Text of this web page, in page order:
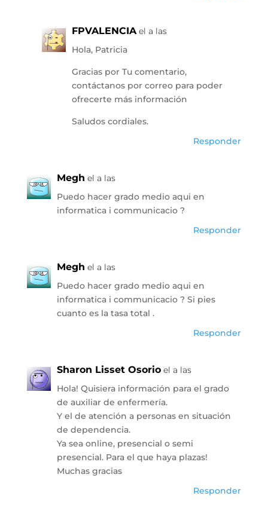
FPVALENCIA el a las
Hola, Patricia
Gracias por Tu comentario,
contáctanos por correo para poder
ofrecerte más información
Saludos cordiales.
Responder
Megh el a las
Puedo hacer grado medio aqui en
informatica i communicacio ?
Responder
Megh el a las
Puedo hacer grado medio aqui en
informatica i communicacio ? Si pies
cuanto es la tasa total .
Responder
Sharon Lisset Osorio el a las
Hola! Quisiera información para el grado
de auxiliar de enfermería.
Y el de atención a personas en situación
de dependencia.
Ya sea online, presencial o semi
presencial. Para el que haya plazas!
Muchas gracias
Responder